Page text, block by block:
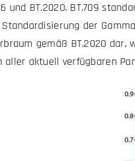
und BT.2020. BT.709
der
gemäß BT.2020 dar,
aller aktuell verfügbaren